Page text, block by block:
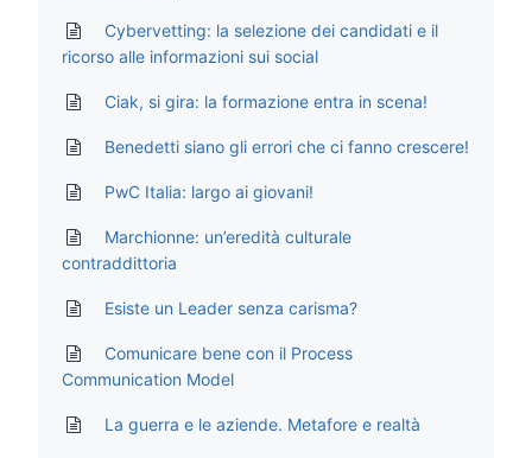
Cybervetting: la selezione dei candidati e il
ricorso alle informazioni sui social
Ciak, si gira: la formazione entra in scena!
Benedetti siano gli errori che ci fanno crescere!
PwC Italia: largo ai giovani!
Marchionne: un’eredità culturale
contraddittoria
Esiste un Leader senza carisma?
Comunicare bene con il Process
Communication Model
La guerra e le aziende. Metafore e realtà